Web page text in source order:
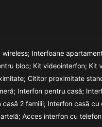
Interfoane
bloc; Kit videointerfon; Kit
Cititor proximitate
Interfon pentru casă;
casă 2 familii; Interfon casă cu
Acces interfon cu